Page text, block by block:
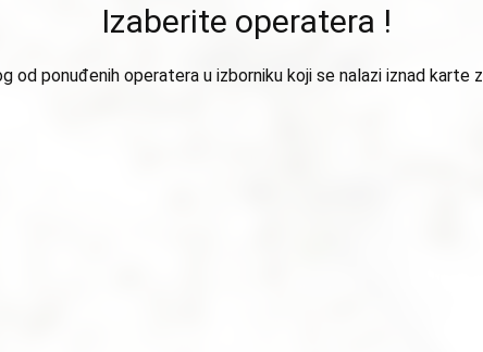
Izaberite operatera !
od ponuđenih operatera u izborniku koji se nalazi iznad karte